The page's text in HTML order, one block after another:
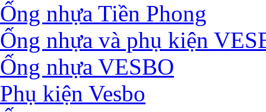
Ống nhựa Tiền Phong
Ống nhựa và phụ kiện
Ống nhựa VESBO
Phụ kiện Vesbo